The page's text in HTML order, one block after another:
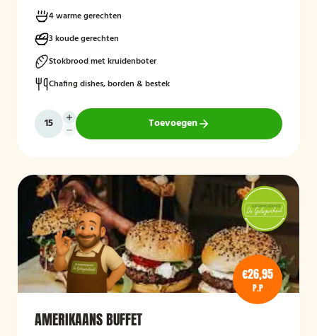
4 warme gerechten
3 koude gerechten
Stokbrood met kruidenboter
Chafing dishes, borden & bestek
Toevoegen
€26,95
P.P
AMERIKAANS BUFFET